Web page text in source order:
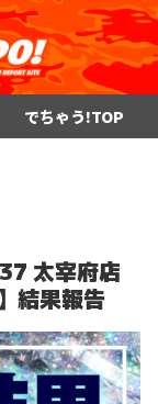
でちゃう!TOP
太宰府店
結果報告